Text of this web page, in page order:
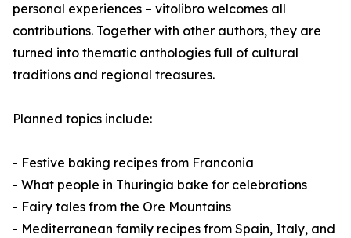
personal experiences – vitolibro welcomes all
contributions. Together with other authors, they are
turned into thematic anthologies full of cultural
traditions and regional treasures.
Planned topics include:
- Festive baking recipes from Franconia
- What people in Thuringia bake for celebrations
- Fairy tales from the Ore Mountains
- Mediterranean family recipes from Spain, Italy, and